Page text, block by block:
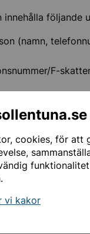
cookies, för att
vi kakor
innehålla följande
(namn,
F-
och fyra första
inte ut